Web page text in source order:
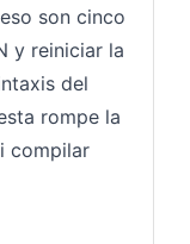
son cinco
y reiniciar la
del
rompe la
compilar